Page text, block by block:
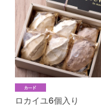
ロカイユ6個入り